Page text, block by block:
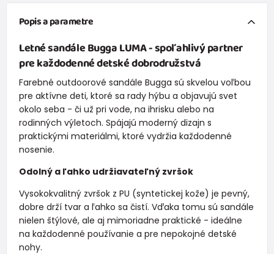
Popis a parametre
Letné sandále Bugga LUMA - spoľahlivý partner
pre každodenné detské dobrodružstvá
Farebné outdoorové sandále Bugga sú skvelou voľbou
pre aktívne deti, ktoré sa rady hýbu a objavujú svet
okolo seba - či už pri vode, na ihrisku alebo na
rodinných výletoch. Spájajú moderný dizajn s
praktickými materiálmi, ktoré vydržia každodenné
nosenie.
Odolný a ľahko udržiavateľný zvršok
Vysokokvalitný zvršok z PU (syntetickej kože) je pevný,
dobre drží tvar a ľahko sa čistí. Vďaka tomu sú sandále
nielen štýlové, ale aj mimoriadne praktické - ideálne
na každodenné používanie a pre nepokojné detské
nohy.